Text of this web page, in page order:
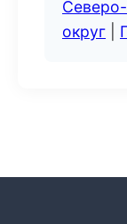
округ